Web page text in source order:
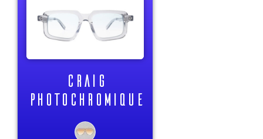
CRAIG
PHOTOCHROMIQUE